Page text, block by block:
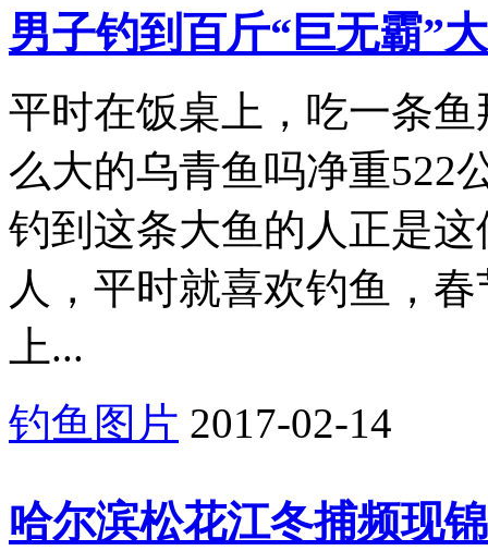
男子钓到百斤“巨无霸”
平时在饭桌上，吃一条
么大的乌青鱼吗净重522
钓到这条大鱼的人正是
人，平时就喜欢钓鱼，
上...
钓鱼图片 2017-02-14
哈尔滨松花江冬捕频现